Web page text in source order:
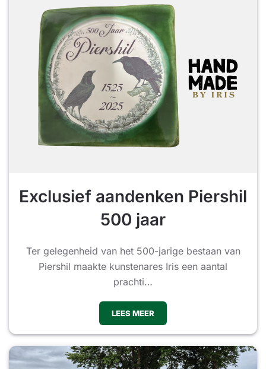
Exclusief aandenken Piershil
500 jaar
Ter gelegenheid van het 500-jarige bestaan van
Piershil maakte kunstenares Iris een aantal
prachti…
LEES MEER